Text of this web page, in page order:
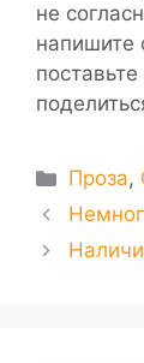
не
напишите
Проза,